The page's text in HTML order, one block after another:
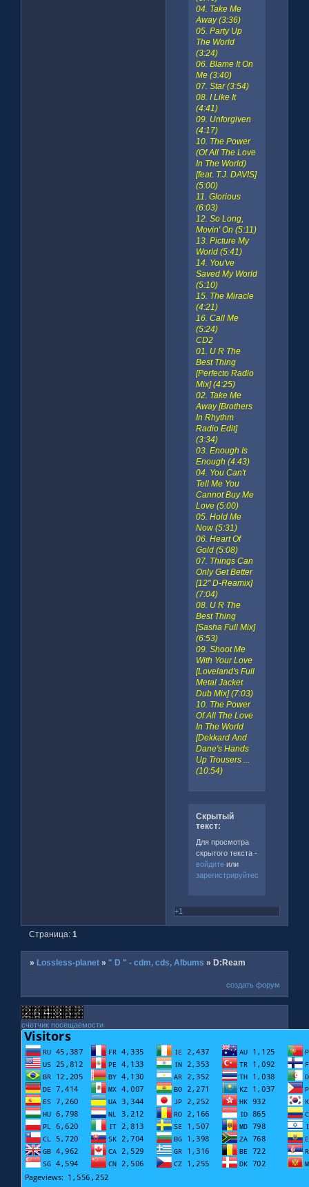
04. Take Me
Away (3:36)
05. Party Up
The World
(3:24)
06. Blame It On
Me (3:40)
07. Star (3:54)
08. I Like It
(4:41)
09. Unforgiven
(4:17)
10. The Power
(Of All The Love
In The World)
[feat. T.J. DAVIS]
(5:00)
11. Glorious
(6:03)
12. So Long,
Movin' On (5:11)
13. Picture My
World (5:41)
14. You've
Saved My World
(5:10)
15. The Miracle
(4:21)
16. Call Me
(5:24)
CD2
01. U R The
Best Thing
[Perfecto Radio
Mix] (4:25)
02. Take Me
Away [Brothers
In Rhythm
Radio Edit]
(3:34)
03. Enough Is
Enough (4:43)
04. You Can't
Tell Me You
Cannot Buy Me
Love (5:00)
05. Hold Me
Now (5:31)
06. Heart Of
Gold (5:08)
07. Things Can
Only Get Better
[12'' D-Reamix]
(7:04)
08. U R The
Best Thing
[Sasha Full Mix]
(6:53)
09. Shoot Me
With Your Love
[Loveland's Full
Metal Jacket
Dub Mix] (7:03)
10. The Power
Of All The Love
In The World
[Dekkard And
Dane's Hands
Up Trousers ...
(10:54)
Скрытый
текст:
Для просмотра
скрытого текста -
войдитеили
зарегистрируйтесь
+1
Страница:1
» Lossless-planet » " D " - cdm, cds, Albums » D:Ream
создать форум
счетчик посещаемости